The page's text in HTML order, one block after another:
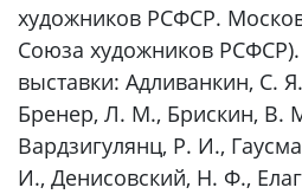
художников РСФСР.
Союза художников РСФСР).
выставки: Адливанкин, С.
Бренер, Л. М., Брискин, В.
Вардзигулянц, Р. И.,
И., Денисовский, Н. Ф.,